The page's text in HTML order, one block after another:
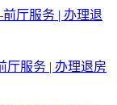
厅服务 | 办理退
服务 | 办理退房